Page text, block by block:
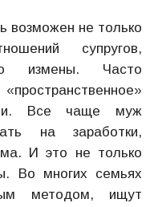
возможен не только
супругов,
измены. Часто
Все чаще муж
на заработки,
И это не только
Во многих семьях
методом, ищут